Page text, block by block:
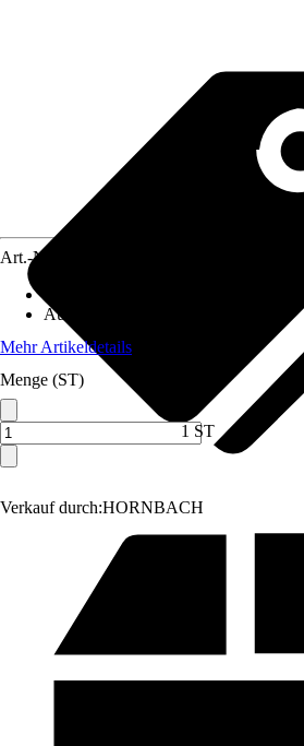
Verkauf durch:HORNBACH
Art.-Nr.
Ausführung
Mehr Artikeldetails
Menge (ST)
1 ST